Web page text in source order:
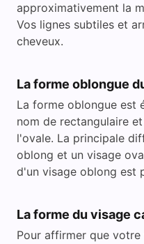
approximativement la
Vos lignes subtiles et
cheveux.
La forme oblongue
La forme oblongue est
nom de rectangulaire
l'ovale. La principale
oblong et un visage
d'un visage oblong est
La forme du visage
Pour affirmer que